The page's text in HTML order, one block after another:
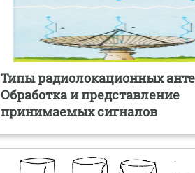
Типы радиолокационных
Обработка и представление
принимаемых сигналов